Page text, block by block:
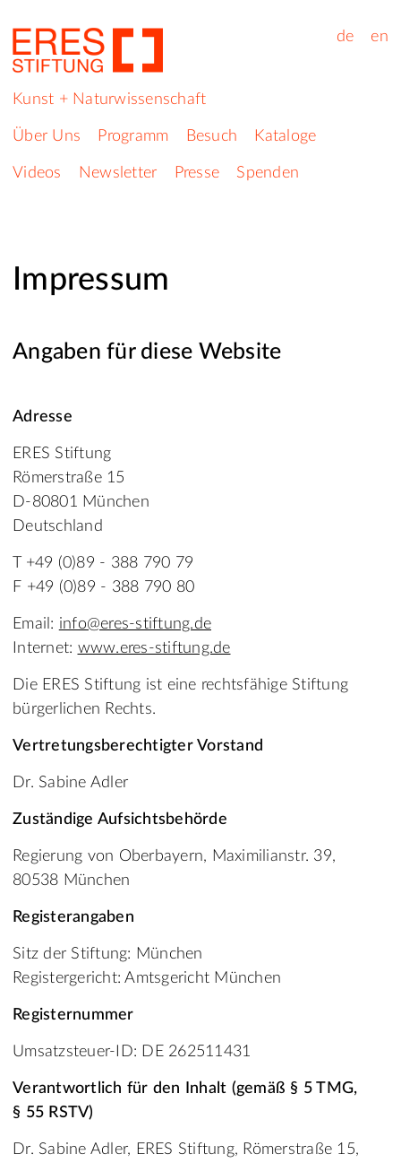
de en
Kunst + Naturwissenschaft
Über Uns Programm Besuch Kataloge
Videos Newsletter Presse Spenden
Impressum
Angaben für diese Website
Adresse
ERES Stiftung
Römerstraße 15
D-80801 München
Deutschland
T +49 (0)89 - 388 790 79
F +49 (0)89 - 388 790 80
Email: info@eres-stiftung.de
Internet: www.eres-stiftung.de
Die ERES Stiftung ist eine rechtsfähige Stiftung
bürgerlichen Rechts.
Vertretungsberechtigter Vorstand
Dr. Sabine Adler
Zuständige Aufsichtsbehörde
Regierung von Oberbayern, Maximilianstr. 39,
80538 München
Registerangaben
Sitz der Stiftung: München
Registergericht: Amtsgericht München
Registernummer
Umsatzsteuer-ID: DE 262511431
Verantwortlich für den Inhalt (gemäß § 5 TMG,
§ 55 RSTV)
Dr. Sabine Adler, ERES Stiftung, Römerstraße 15,